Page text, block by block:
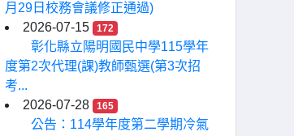
月29日校務會議修正通過)
2026-07-15
172
彰化縣立陽明國民中學115學年
度第2次代理(課)教師甄選(第3次招
考...
2026-07-28
165
公告：114學年度第二學期冷氣